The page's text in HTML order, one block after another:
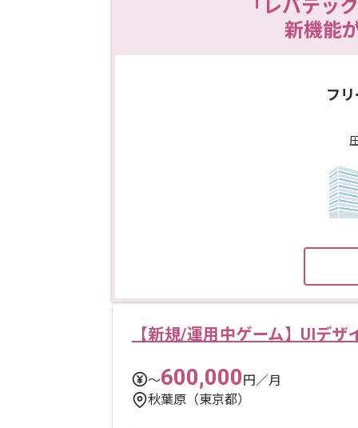
「レバテッ
新機能
フ
【新規/運用中ゲーム】UIデザ
〜600,000円／月
秋葉原（東京都）